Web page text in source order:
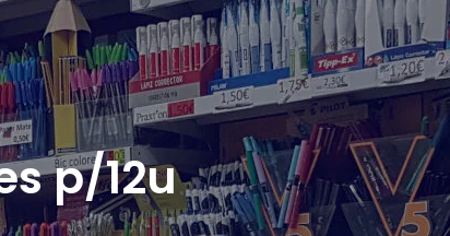
p/12u